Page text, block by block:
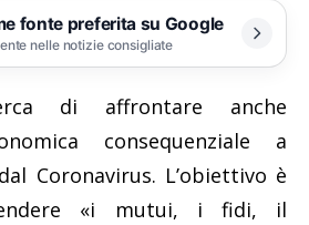
fonte preferita su Google
nelle notizie consigliate
di affrontare anche
consequenziale a
Coronavirus. L’obiettivo è
«i mutui, i fidi, il